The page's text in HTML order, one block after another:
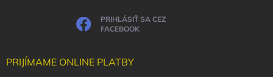
PRIHLÁSIŤ SA CEZ
FACEBOOK
PRIJÍMAME ONLINE PLATBY